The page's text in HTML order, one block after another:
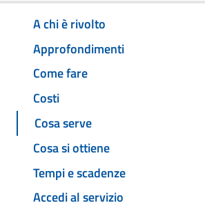
A chi è rivolto
Approfondimenti
Come fare
Costi
Cosa serve
Cosa si ottiene
Tempi e scadenze
Accedi al servizio